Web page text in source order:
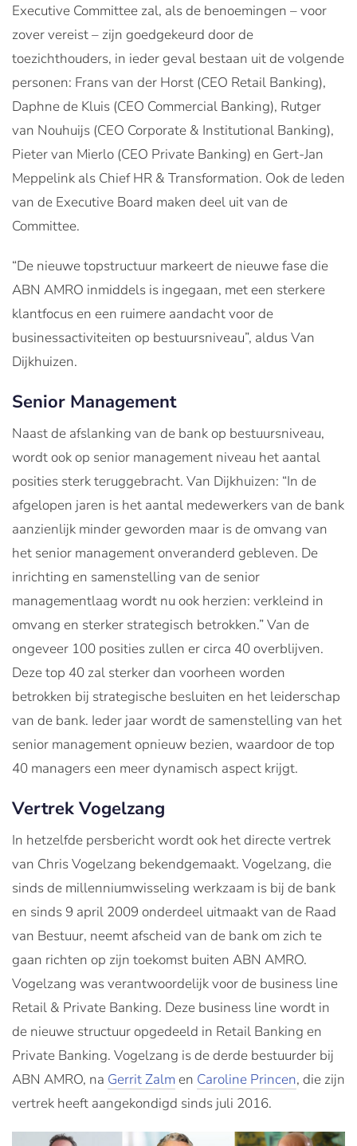
Executive Committee zal, als de benoemingen – voor
zover vereist – zijn goedgekeurd door de
toezichthouders, in ieder geval bestaan uit de volgende
personen: Frans van der Horst (CEO Retail Banking),
Daphne de Kluis (CEO Commercial Banking), Rutger
van Nouhuijs (CEO Corporate & Institutional Banking),
Pieter van Mierlo (CEO Private Banking) en Gert-Jan
Meppelink als Chief HR & Transformation. Ook de leden
van de Executive Board maken deel uit van de
Committee.
“De nieuwe topstructuur markeert de nieuwe fase die
ABN AMRO inmiddels is ingegaan, met een sterkere
klantfocus en een ruimere aandacht voor de
businessactiviteiten op bestuursniveau”, aldus Van
Dijkhuizen.
Senior Management
Naast de afslanking van de bank op bestuursniveau,
wordt ook op senior management niveau het aantal
posities sterk teruggebracht. Van Dijkhuizen: “In de
afgelopen jaren is het aantal medewerkers van de bank
aanzienlijk minder geworden maar is de omvang van
het senior management onveranderd gebleven. De
inrichting en samenstelling van de senior
managementlaag wordt nu ook herzien: verkleind in
omvang en sterker strategisch betrokken.” Van de
ongeveer 100 posities zullen er circa 40 overblijven.
Deze top 40 zal sterker dan voorheen worden
betrokken bij strategische besluiten en het leiderschap
van de bank. Ieder jaar wordt de samenstelling van het
senior management opnieuw bezien, waardoor de top
40 managers een meer dynamisch aspect krijgt.
Vertrek Vogelzang
In hetzelfde persbericht wordt ook het directe vertrek
van Chris Vogelzang bekendgemaakt. Vogelzang, die
sinds de millenniumwisseling werkzaam is bij de bank
en sinds 9 april 2009 onderdeel uitmaakt van de Raad
van Bestuur, neemt afscheid van de bank om zich te
gaan richten op zijn toekomst buiten ABN AMRO.
Vogelzang was verantwoordelijk voor de business line
Retail & Private Banking. Deze business line wordt in
de nieuwe structuur opgedeeld in Retail Banking en
Private Banking. Vogelzang is de derde bestuurder bij
ABN AMRO, na Gerrit Zalm en Caroline Princen, die zijn
vertrek heeft aangekondigd sinds juli 2016.